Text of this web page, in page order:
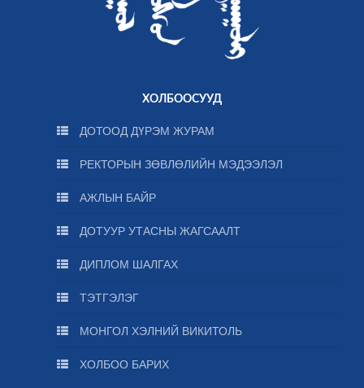
ХОЛБООСУУД
ДОТООД ДҮРЭМ ЖУРАМ
РЕКТОРЫН ЗӨВЛӨЛИЙН МЭДЭЭЛЭЛ
АЖЛЫН БАЙР
ДОТУУР УТАСНЫ ЖАГСААЛТ
ДИПЛОМ ШАЛГАХ
ТЭТГЭЛЭГ
МОНГОЛ ХЭЛНИЙ ВИКИТОЛЬ
ХОЛБОО БАРИХ